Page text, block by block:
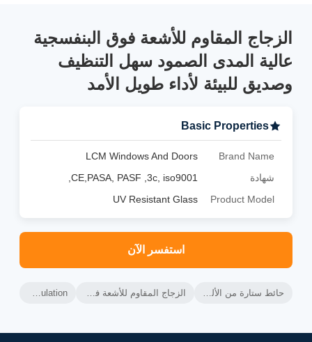
الزجاج المقاوم للأشعة فوق البنفسجية
عالية المدى الصمود سهل التنظيف
وصديق للبيئة لأداء طويل الأمد
Basic Properties
Brand Name
LCM Windows And Doors
شهادة
CE,PASA, PASF ,3c, iso9001,
Product Model
UV Resistant Glass
استفسر الآن
حائط ستارة من الألومنيوم,إطار الحائط من الألومنيوم,العزل الحراري للجدران الستارة المهبلة الزجاج المقاوم للأشعة فوق البنفسجية,الزجاج المقاوم للأشعة فوق البنفسجية,الزجاج المقاوم للأشعة فوق البنفسجية Ventilated Curtain Wall Thermal Insulation